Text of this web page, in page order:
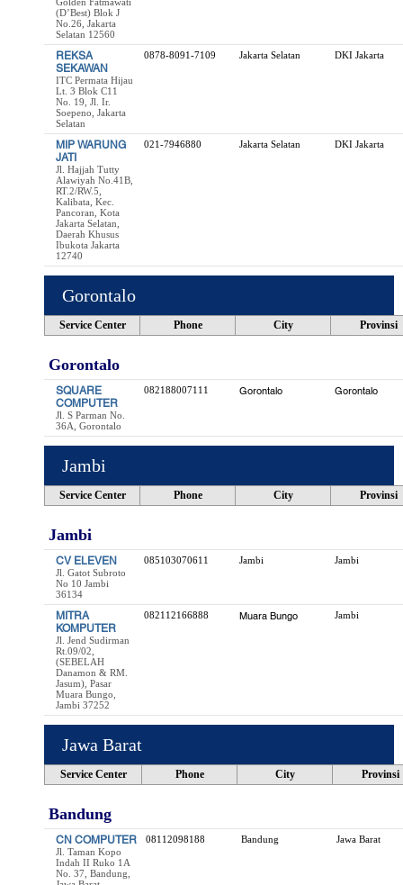
(D’Best) Blok J
No.26, Jakarta
Selatan 12560
REKSA
SEKAWAN
ITC Permata Hijau
Lt. 3 Blok C11
No. 19, Jl. Ir.
Soepeno, Jakarta
Selatan
0878-8091-7109 Jakarta Selatan DKI Jakarta
MIP WARUNG
JATI
Jl. Hajjah Tutty
Alawiyah No.41B,
RT.2/RW.5,
Kalibata, Kec.
Pancoran, Kota
Jakarta Selatan,
Daerah Khusus
Ibukota Jakarta
12740
021-7946880 Jakarta Selatan DKI Jakarta
Gorontalo
Service Center Phone City Provinsi
Gorontalo
SQUARE
COMPUTER
Jl. S Parman No.
36A, Gorontalo
082188007111 Gorontalo Gorontalo
Jambi
Service Center Phone City Provinsi
Jambi
CV ELEVEN
Jl. Gatot Subroto
No 10 Jambi
36134
085103070611 Jambi Jambi
MITRA
KOMPUTER
Jl. Jend Sudirman
Rt.09/02,
(SEBELAH
Danamon & RM.
Jasum), Pasar
Muara Bungo,
Jambi 37252
082112166888 Muara Bungo Jambi
Jawa Barat
Service Center Phone City Provinsi
Bandung
CN COMPUTER
Jl. Taman Kopo
Indah II Ruko 1A
No. 37, Bandung,
08112098188 Bandung Jawa Barat